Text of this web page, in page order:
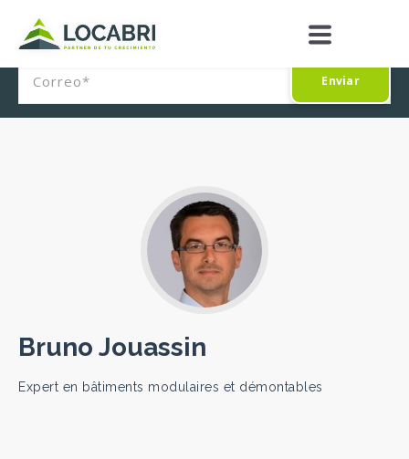
Suscríbete a nuestro boletín
Bruno Jouassin
Expert en bâtiments modulaires et démontables